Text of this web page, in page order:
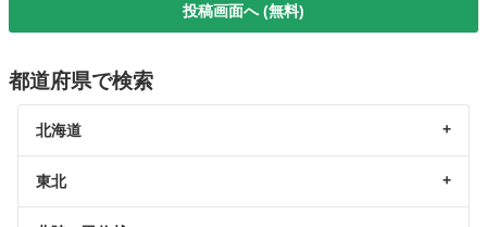
投稿画面へ (無料)
都道府県で検索
北海道
東北